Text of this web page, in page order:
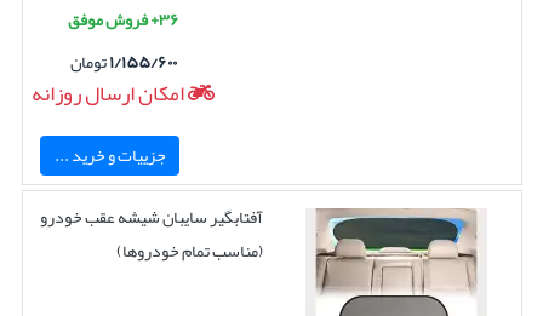
۳۶+ فروش موفق
۱/۱۵۵/۶۰۰تومان
امکان ارسال روزانه
جزییات و خرید ...
آفتابگیر سایبان شیشه عقب خودرو
(مناسب تمام خودروها)